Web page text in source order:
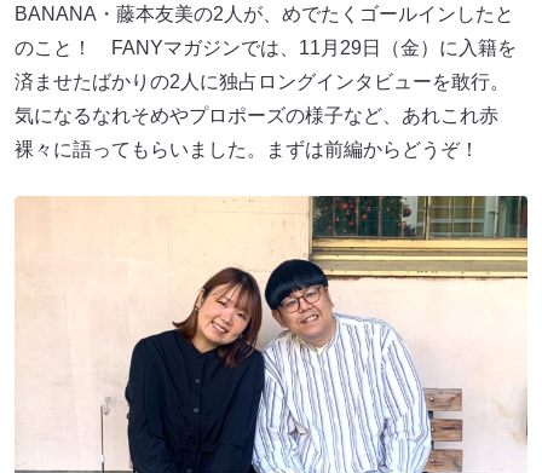
BANANA・藤本友美の2人が、めでたくゴールインしたと
のこと！ FANYマガジンでは、11月29日（金）に入籍を
済ませたばかりの2人に独占ロングインタビューを敢行。
気になるなれそめやプロポーズの様子など、あれこれ赤
裸々に語ってもらいました。まずは前編からどうぞ！